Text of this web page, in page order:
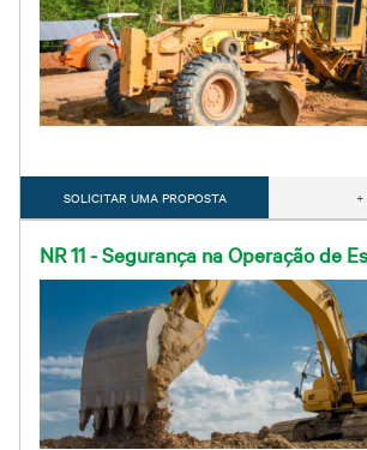
SOLICITAR UMA PROPOSTA +
NR 11 - Segurança na Operação de